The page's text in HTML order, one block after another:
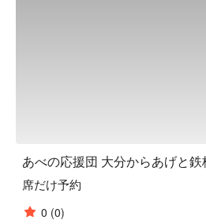
あべの応援団 大分からあげと鉄
席だけ予約
0 (0)